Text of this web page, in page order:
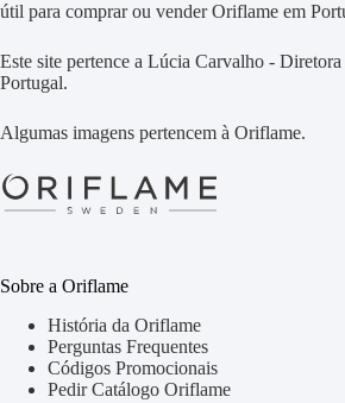
útil para comprar ou vender Oriflame em
Este site pertence a Lúcia Carvalho -
Portugal.
Algumas imagens pertencem à Oriflame.
Sobre a Oriflame
História da Oriflame
Perguntas Frequentes
Códigos Promocionais
Pedir Catálogo Oriflame